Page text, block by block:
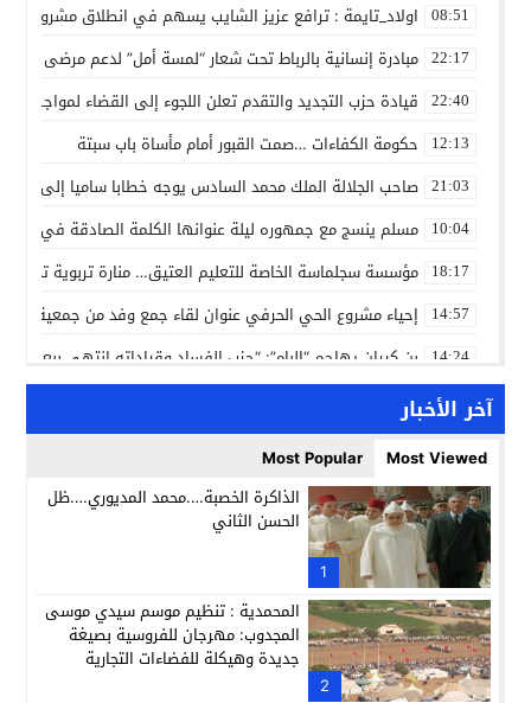
08:51 اولاد_تايمة : ترافع عزيز الشايب يسهم في انطلاق مشروع
22:17 مبادرة إنسانية بالرباط تحت شعار “لمسة أمل” لدعم مرضى
22:40 قيادة حزب التجديد والتقدم تعلن اللجوء إلى القضاء لمواجهة
12:13 حكومة الكفاءات …صمت القبور أمام مأساة باب سبتة
21:03 صاحب الجلالة الملك محمد السادس يوجه خطابا ساميا إلى
10:04 مسلم ينسج مع جمهوره ليلة عنوانها الكلمة الصادقة في
18:17 مؤسسة سجلماسة الخاصة للتعليم العتيق… منارة تربوية تجمع
14:57 إحياء مشروع الحي الحرفي عنوان لقاء جمع وفد من جمعية
14:24 بن كيران يهاجم “البام”: “حزب الفساد وقياداته انتهى
11:33 كمال محرر يقود استئنافية تارودانت: مسار قضائي راسخ ورؤية
حبشان وكيلاً عاماً بتارودانت: ترقية جديدة في الحركة القضائية
21:28 حزب الديمقراطيين الجدد يؤسس منظمتي شباب ونساء الصحراء
13:37 عطش أولاد تايمة وسياسة “الحبة والقبة”: هل أصبح الماء إنجازاً
12:25 انطلاق فعاليات الدورة 12 لمعرض المنتوجات المحلية بأكادير SIPTA (فيديو)
آخر الأخبار
Most Viewed
Most Popular
1
الذاكرة الخصبة….محمد المديوري….ظل
الحسن الثاني
2
المحمدية : تنظيم موسم سيدي موسى
المجدوب: مهرجان للفروسية بصيغة
جديدة وهيكلة للفضاءات التجارية